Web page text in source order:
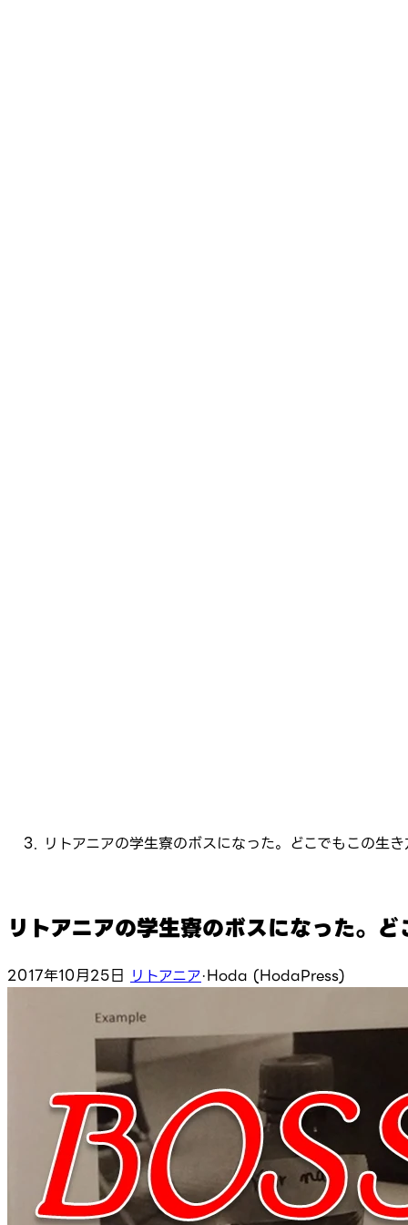
リトアニアの学生寮のボスになった。どこでもこの生
リトアニアの学生寮のボスになった。
2017年10月25日 リトアニア·Hoda (HodaPress)